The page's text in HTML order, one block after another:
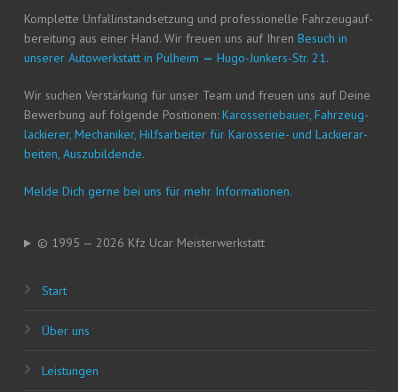
Kom­plet­te Unfall­in­stand­set­zung und pro­fes­sio­nel­le Fahr­zeug­auf­
be­rei­tung aus einer Hand. Wir freu­en uns auf Ihren Besuch in
unse­rer Auto­werk­statt in Pul­heim — Hugo-Jun­kers-Str. 21.
Wir suchen Ver­stär­kung für unser Team und freu­en uns auf Dei­ne
Bewer­bung auf fol­gen­de Posi­tio­nen: Karos­se­rie­bau­er, Fahr­zeug­
la­ckie­rer, Mecha­ni­ker, Hilfs­ar­bei­ter für Karos­se­rie- und Lackier­ar­
bei­ten, Auszubildende.
Mel­de Dich ger­ne bei uns für mehr Informationen.
© 1995 — 2026 Kfz Ucar Meisterwerkstatt
Start
Über uns
Leis­tun­gen